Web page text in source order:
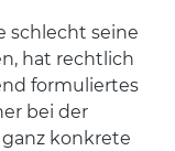
schlecht seine
hat rechtlich
formuliertes
bei der
konkrete